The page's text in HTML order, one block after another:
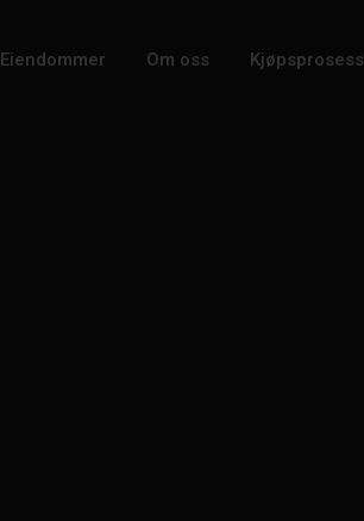
Eiendommer Om oss Kjøpsprosess